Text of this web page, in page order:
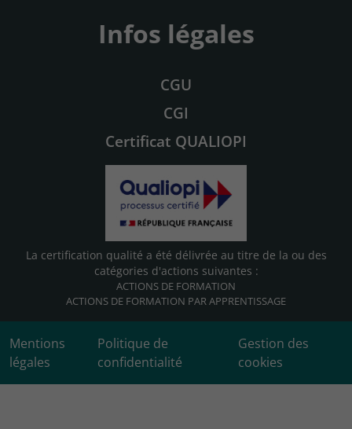
Infos légales
CGU
CGI
Certificat QUALIOPI
La certification qualité a été délivrée au titre de la ou des
catégories d'actions suivantes :
ACTIONS DE FORMATION
ACTIONS DE FORMATION PAR APPRENTISSAGE
Mentions
légales
Politique de
confidentialité
Gestion des
cookies